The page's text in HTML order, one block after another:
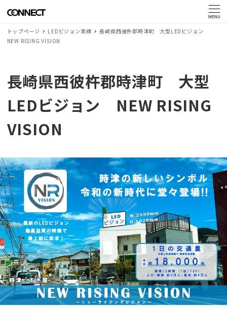
MENU
トップページ LEDビジョン実績
長崎県西彼杵郡時津町 大型LEDビジョン
NEW RISING VISION
長崎県西彼杵郡時津町 大型
LEDビジョン NEW RISING
VISION